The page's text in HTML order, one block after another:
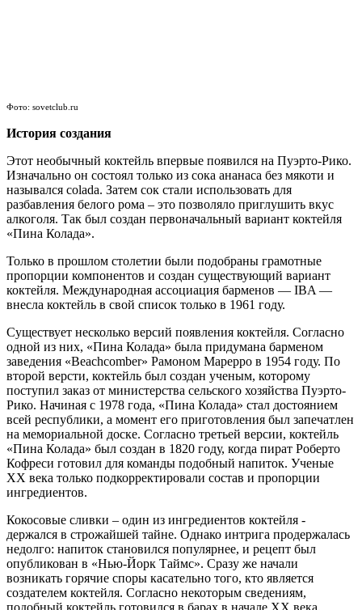
Фото: sovetclub.ru
История создания
Этот необычный коктейль впервые появился на Пуэрто-Рико.
Изначально он состоял только из сока ананаса без мякоти и
назывался colada. Затем сок стали использовать для
разбавления белого рома – это позволяло приглушить вкус
алкоголя. Так был создан первоначальный вариант коктейля
«Пина Колада».
Только в прошлом столетии были подобраны грамотные
пропорции компонентов и создан существующий вариант
коктейля. Международная ассоциация барменов — IBA —
внесла коктейль в свой список только в 1961 году.
Существует несколько версий появления коктейля. Согласно
одной из них, «Пина Колада» была придумана барменом
заведения «Beachcomber» Рамоном Марерро в 1954 году. По
второй версти, коктейль был создан ученым, которому
поступил заказ от министерства сельского хозяйства Пуэрто-
Рико. Начиная с 1978 года, «Пина Колада» стал достоянием
всей республики, а момент его приготовления был запечатлен
на мемориальной доске. Согласно третьей версии, коктейль
«Пина Колада» был создан в 1820 году, когда пират Роберто
Кофреси готовил для команды подобный напиток. Ученые
XX века только подкорректировали состав и пропорции
ингредиентов.
Кокосовые сливки – один из ингредиентов коктейля -
держался в строжайшей тайне. Однако интрига продержалась
недолго: напиток становился популярнее, и рецепт был
опубликован в «Нью-Йорк Таймс». Сразу же начали
возникать горячие споры касательно того, кто является
создателем коктейля. Согласно некоторым сведениям,
подобный коктейль готовился в барах в начале ХХ века.